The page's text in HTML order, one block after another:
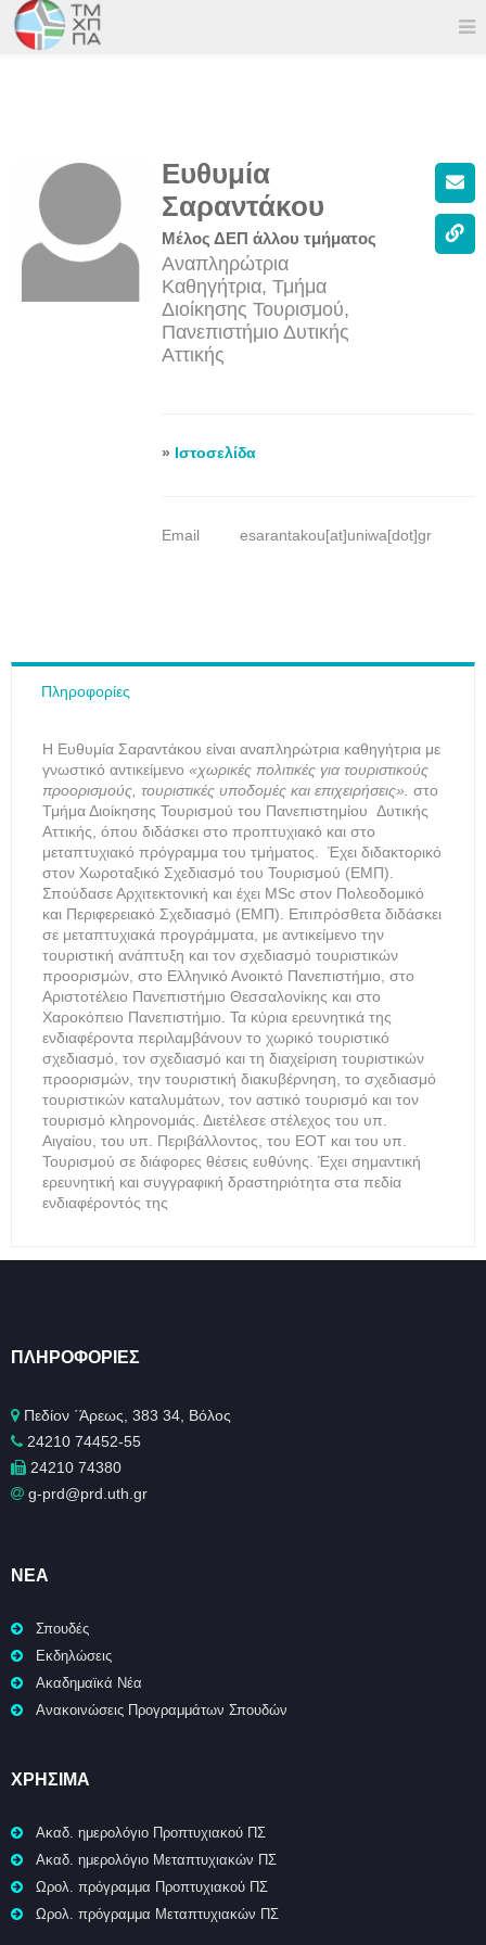
Ευθυμία
Σαραντάκου
Μέλος ΔΕΠ άλλου τμήματος
Αναπληρώτρια
Καθηγήτρια, Τμήμα
Διοίκησης Τουρισμού,
Πανεπιστήμιο Δυτικής
Αττικής
» Ιστοσελίδα
Email esarantakou[at]uniwa[dot]gr
Πληροφορίες
Η Ευθυμία Σαραντάκου είναι αναπληρώτρια καθηγήτρια με
γνωστικό αντικείμενο «χωρικές πολιτικές για τουριστικούς
προορισμούς, τουριστικές υποδομές και επιχειρήσεις». στο
Τμήμα Διοίκησης Τουρισμού του Πανεπιστημίου Δυτικής
Αττικής, όπου διδάσκει στο προπτυχιακό και στο
μεταπτυχιακό πρόγραμμα του τμήματος. Έχει διδακτορικό
στον Χωροταξικό Σχεδιασμό του Τουρισμού (ΕΜΠ).
Σπούδασε Αρχιτεκτονική και έχει MSc στον Πολεοδομικό
και Περιφερειακό Σχεδιασμό (ΕΜΠ). Επιπρόσθετα διδάσκει
σε μεταπτυχιακά προγράμματα, με αντικείμενο την
τουριστική ανάπτυξη και τον σχεδιασμό τουριστικών
προορισμών, στο Ελληνικό Ανοικτό Πανεπιστήμιο, στο
Αριστοτέλειο Πανεπιστήμιο Θεσσαλονίκης και στο
Χαροκόπειο Πανεπιστήμιο. Τα κύρια ερευνητικά της
ενδιαφέροντα περιλαμβάνουν το χωρικό τουριστικό
σχεδιασμό, τον σχεδιασμό και τη διαχείριση τουριστικών
προορισμών, την τουριστική διακυβέρνηση, το σχεδιασμό
τουριστικών καταλυμάτων, τον αστικό τουρισμό και τον
τουρισμό κληρονομιάς. Διετέλεσε στέλεχος του υπ.
Αιγαίου, του υπ. Περιβάλλοντος, του ΕΟΤ και του υπ.
Τουρισμού σε διάφορες θέσεις ευθύνης. Έχει σημαντική
ερευνητική και συγγραφική δραστηριότητα στα πεδία
ενδιαφέροντός της
ΠΛΗΡΟΦΟΡΊΕΣ
Πεδίον ΄Άρεως, 383 34, Βόλος
24210 74452-55
24210 74380
g-prd@prd.uth.gr
ΝΈΑ
Σπουδές
Εκδηλώσεις
Ακαδημαϊκά Νέα
Ανακοινώσεις Προγραμμάτων Σπουδών
ΧΡΉΣΙΜΑ
Ακαδ. ημερολόγιο Προπτυχιακού ΠΣ
Ακαδ. ημερολόγιο Μεταπτυχιακών ΠΣ
Ωρολ. πρόγραμμα Προπτυχιακού ΠΣ
Ωρολ. πρόγραμμα Μεταπτυχιακών ΠΣ